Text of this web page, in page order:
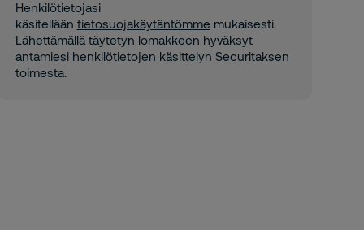
Henkilötietojasi
käsitellään tietosuojakäytäntömme mukaisesti.
Lähettämällä täytetyn lomakkeen hyväksyt
antamiesi henkilötietojen käsittelyn Securitaksen
toimesta.